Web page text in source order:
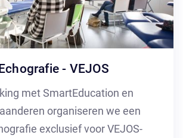
- VEJOS
met SmartEducation en
organiseren we een
exclusief voor VEJOS-